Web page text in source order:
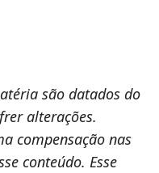
são datados do
alterações.
compensação nas
conteúdo. Esse